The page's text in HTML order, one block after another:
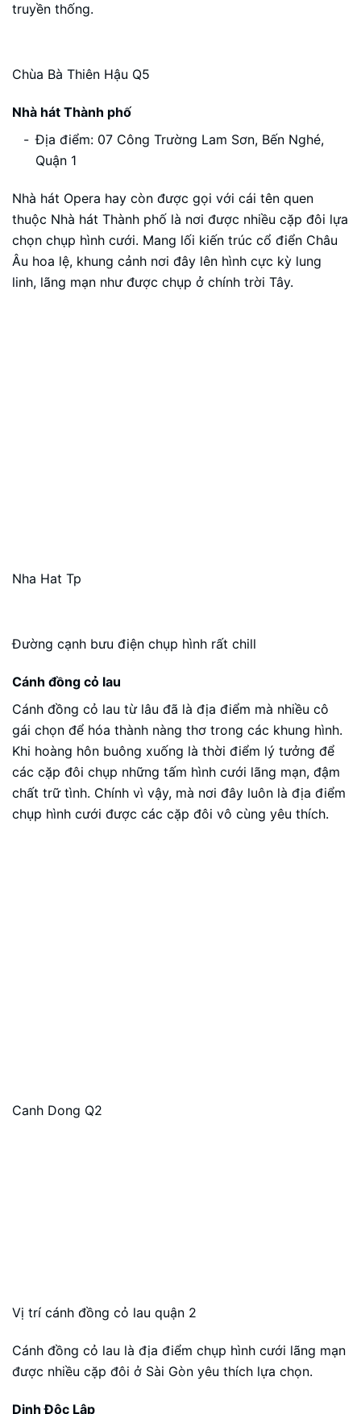
truyền thống.
Chùa Bà Thiên Hậu Q5
Nhà hát Thành phố
Địa điểm: 07 Công Trường Lam Sơn, Bến Nghé,
Quận 1
Nhà hát Opera hay còn được gọi với cái tên quen
thuộc Nhà hát Thành phố là nơi được nhiều cặp đôi lựa
chọn chụp hình cưới. Mang lối kiến trúc cổ điển Châu
Âu hoa lệ, khung cảnh nơi đây lên hình cực kỳ lung
linh, lãng mạn như được chụp ở chính trời Tây.
Nha Hat Tp
Đường cạnh bưu điện chụp hình rất chill
Cánh đồng cỏ lau
Cánh đồng cỏ lau từ lâu đã là địa điểm mà nhiều cô
gái chọn để hóa thành nàng thơ trong các khung hình.
Khi hoàng hôn buông xuống là thời điểm lý tưởng để
các cặp đôi chụp những tấm hình cưới lãng mạn, đậm
chất trữ tình. Chính vì vậy, mà nơi đây luôn là địa điểm
chụp hình cưới được các cặp đôi vô cùng yêu thích.
Canh Dong Q2
Vị trí cánh đồng cỏ lau quận 2
Cánh đồng cỏ lau là địa điểm chụp hình cưới lãng mạn
được nhiều cặp đôi ở Sài Gòn yêu thích lựa chọn.
Dinh Độc Lập